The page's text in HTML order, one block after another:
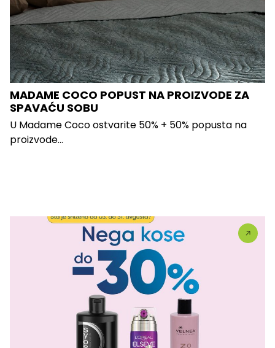
MADAME COCO POPUST NA PROIZVODE ZA
SPAVAĆU SOBU
U Madame Coco ostvarite 50% + 50% popusta na
proizvode...